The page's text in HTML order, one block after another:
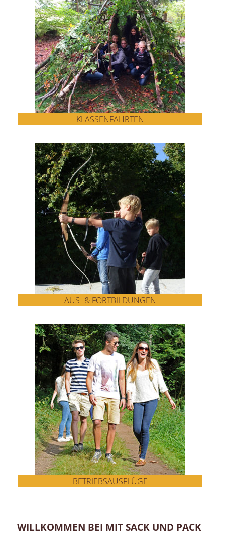
KLASSENFAHRTEN
AUS- & FORTBILDUNGEN
BETRIEBSAUSFLÜGE
WILLKOMMEN BEI MIT SACK UND PACK